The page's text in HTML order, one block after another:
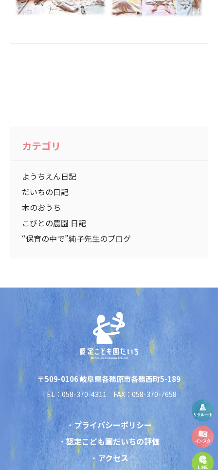
カテゴリ
ようちえん日記
だいちの日記
木のおうち
こびとの農園 日記
“保育の中で”純子先生のブログ
〒509-0106 岐阜県各務原市各務西町5-189
TEL：058-370-4311 FAX：058-370-7658
プライバシーポリシー
認定こども園だいちの評価
アクセス